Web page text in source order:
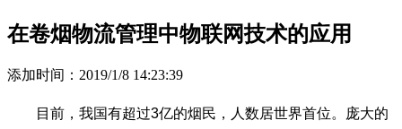
在卷烟物流管理中物联网技术的应用
添加时间：2019/1/8 14:23:39
目前，我国有超过3亿的烟民，人数居世界首位。庞大的